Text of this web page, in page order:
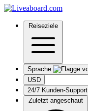
Reiseziele
Sprache
USD
24/7 Kunden-Support
Zuletzt angeschaut